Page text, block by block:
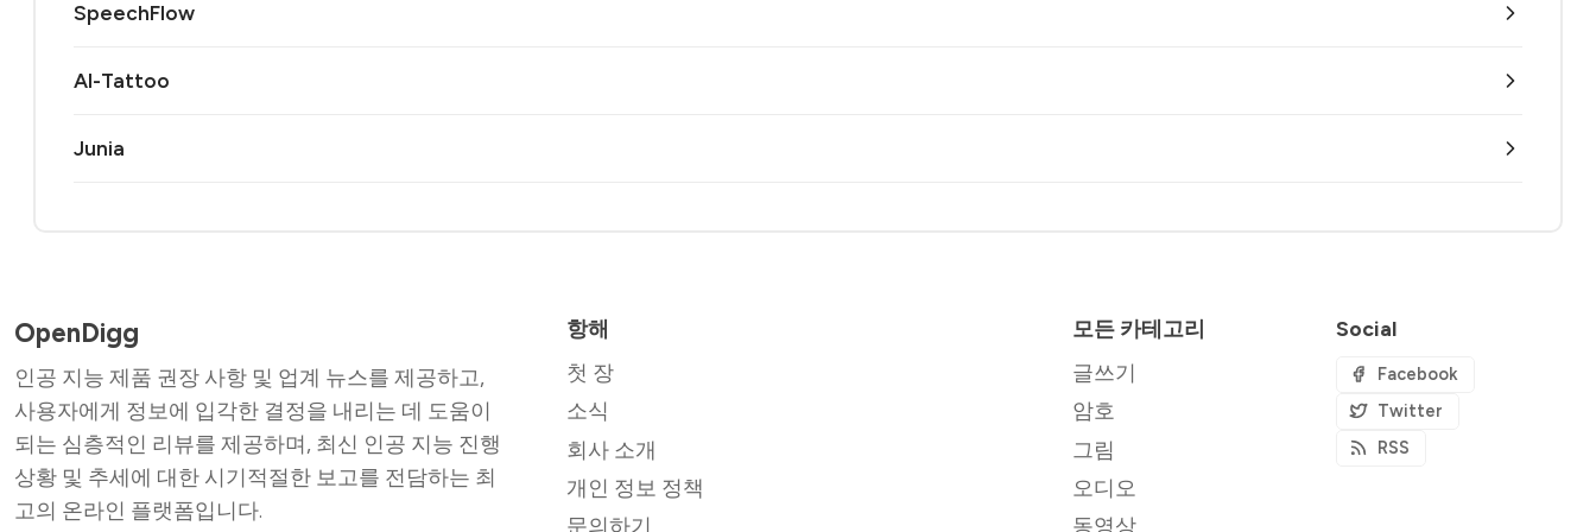
SpeechFlow
AI-Tattoo
Junia
OpenDigg
인공 지능 제품 권장 사항 및 업계 뉴스를 제공하고,
사용자에게 정보에 입각한 결정을 내리는 데 도움이
되는 심층적인 리뷰를 제공하며, 최신 인공 지능 진행
상황 및 추세에 대한 시기적절한 보고를 전담하는 최
고의 온라인 플랫폼입니다.
항해
첫 장
소식
회사 소개
개인 정보 정책
문의하기
모든 카테고리
글쓰기
암호
그림
오디오
동영상
Social
Facebook
Twitter
RSS